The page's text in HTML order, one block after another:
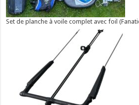
Set de planche à voile complet avec foil